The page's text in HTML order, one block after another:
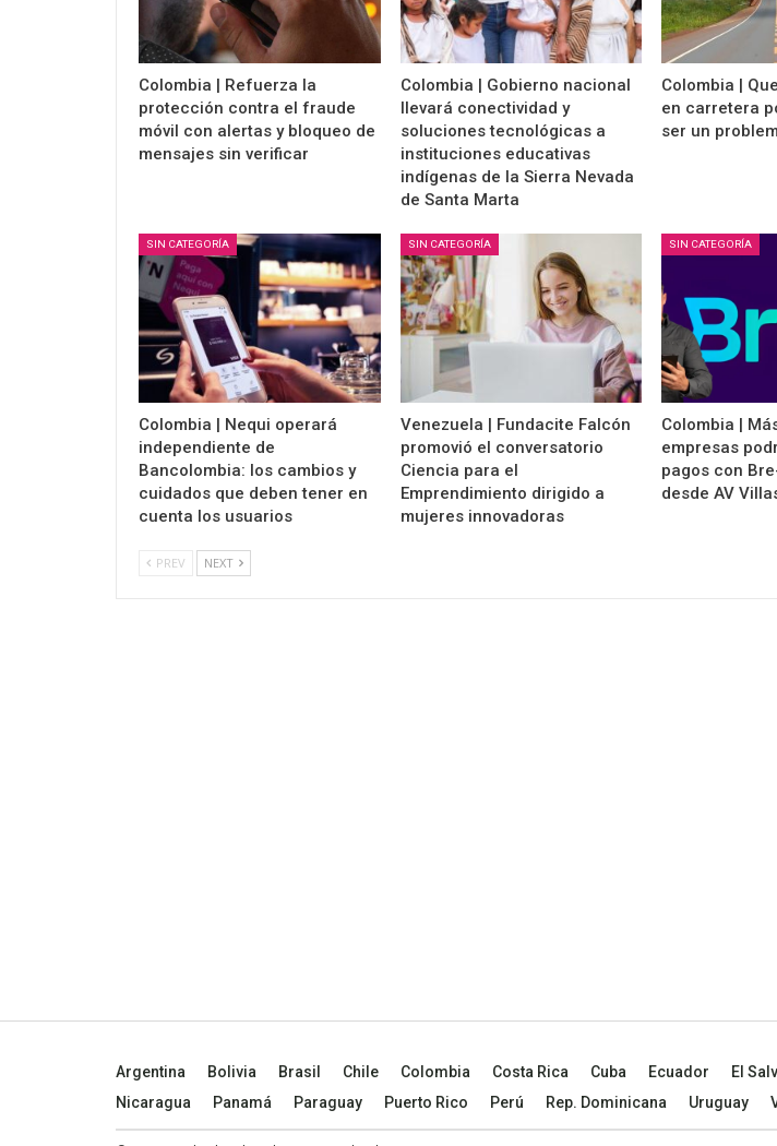
Colombia | Refuerza la
protección contra el fraude
móvil con alertas y bloqueo de
mensajes sin verificar
Colombia | Gobierno nacional
llevará conectividad y
soluciones tecnológicas a
instituciones educativas
indígenas de la Sierra Nevada
de Santa Marta
Colombia |
en carretera
ser un
SIN CATEGORÍA
Colombia | Nequi operará
independiente de
Bancolombia: los cambios y
cuidados que deben tener en
cuenta los usuarios
SIN CATEGORÍA
Venezuela | Fundacite Falcón
promovió el conversatorio
Ciencia para el
Emprendimiento dirigido a
mujeres innovadoras
SIN CATEGORÍA
Colombia |
empresas
pagos con
desde AV
PREV NEXT
Argentina Bolivia Brasil Chile Colombia Costa Rica Cuba Ecuador El
Nicaragua
Panamá Paraguay Puerto Rico Perú Rep. Dominicana Uruguay